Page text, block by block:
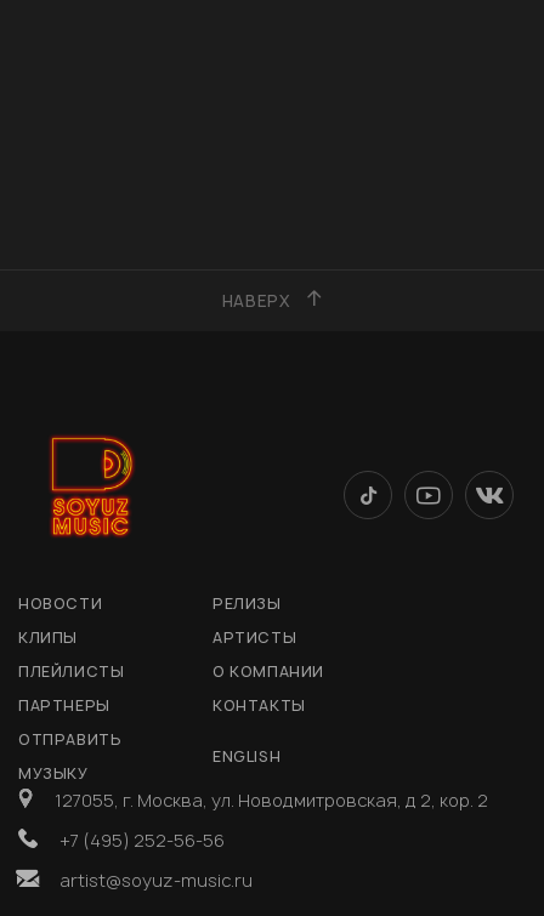
НАВЕРХ
НОВОСТИ
РЕЛИЗЫ
КЛИПЫ
АРТИСТЫ
ПЛЕЙЛИСТЫ
О КОМПАНИИ
ПАРТНЕРЫ
КОНТАКТЫ
ОТПРАВИТЬ
МУЗЫКУ
ENGLISH
127055, г. Москва, ул. Новодмитровская, д 2, кор. 2
+7 (495) 252-56-56
artist@soyuz-music.ru